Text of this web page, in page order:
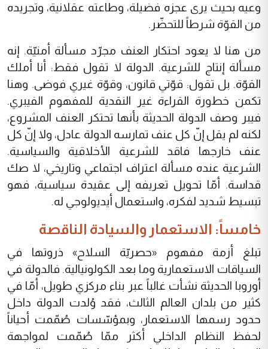
وعيه بحيث يرى عجزه فضيلة، وطاعته عقلانية، وتجريده
من القوّة شرطاً للتحضّر.
من هنا لا يعود احتكار العنف مجرّد مسألة أمنيّة. إنه
مسألة إنتاج للشرعية. الدولة لا تقول فقط: أنا أملك
القوّة. بل تقول: قوّتي قانون، وقوّة غيري فوضى. وهنا
تكمن خطورة القراءة غير النقدية للمفهوم الفيبري.
فيبر وصف الدولة الحديثة بأنها تحتكر العنف المشروع،
لكنه لم يقل إنّ كل عنف تمارسه الدولة عادل، ولا إنّ كل
عنف خارجها فاقد للشرعية الأخلاقية والسياسية.
الشرعية عنده مسألة اعتراف اجتماعي وتاريخي، لا صك
قداسة. أمّا تحويل تعريفه إلى عقيدة سياسية، فهو
تبسيط شديد لفكره، واستعمال أيديولوجي له.
خامساً: الاستعمار والسيادة الناقصة
تبلغ أزمة مفهوم «حصريّة السلاح» ذروتها في
السياقات الاستعمارية وما بعد الكولونيالية. فالدولة في
أوروبا الحديثة نشأت غالباً عبر بناء مركزي طويل، أمّا في
كثير من بلدان العالم الثالث، فقد وُلدت الدولة داخل
حدود رسمها الاستعمار، وبمؤسّسات صُمّمت أحياناً
لحفظ النظام الداخلي أكثر ممّا صُمّمت لمواجهة